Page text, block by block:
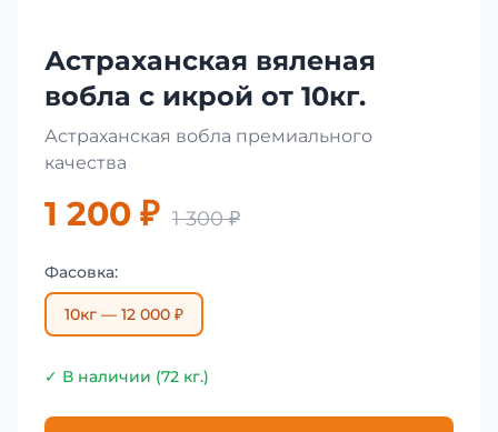
Астраханская вяленая
вобла с икрой от 10кг.
Астраханская вобла премиального
качества
1 200 ₽ 1 300 ₽
Фасовка:
10кг — 12 000 ₽
✓ В наличии (72 кг.)